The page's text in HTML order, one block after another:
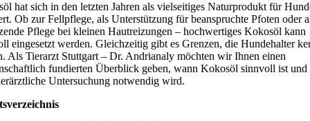
hat sich in den letzten Jahren als vielseitiges Naturprodukt für
Ob zur Fellpflege, als Unterstützung für beanspruchte Pfoten oder
Pflege bei kleinen Hautreizungen – hochwertiges Kokosöl kann
eingesetzt werden. Gleichzeitig gibt es Grenzen, die Hundehalter
Als Tierarzt Stuttgart – Dr. Andrianaly möchten wir Ihnen einen
fundierten Überblick geben, wann Kokosöl sinnvoll ist und
Untersuchung notwendig wird.